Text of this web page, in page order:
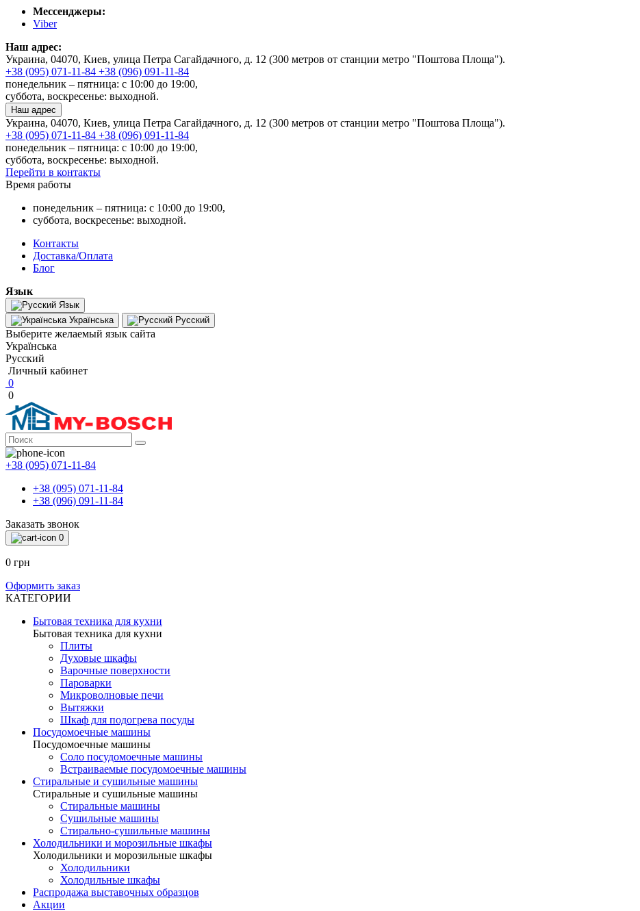
Мессенджеры:
Viber
Наш адрес:
Украина, 04070, Киев, улица Петра Сагайдачного, д. 12 (300 метров от станции метро "Поштова Площа").
+38 (095) 071-11-84 +38 (096) 091-11-84
понедельник – пятница: с 10:00 до 19:00,
суббота, воскресенье: выходной.
Наш адрес
Украина, 04070, Киев, улица Петра Сагайдачного, д. 12 (300 метров от станции метро "Поштова Площа").
+38 (095) 071-11-84 +38 (096) 091-11-84
понедельник – пятница: с 10:00 до 19:00,
суббота, воскресенье: выходной.
Перейти в контакты
Время работы
понедельник – пятница: с 10:00 до 19:00,
суббота, воскресенье: выходной.
Контакты
Доставка/Оплата
Блог
Язык
Язык
Українська
Русский
Выберите желаемый язык сайта
Українська
Русский
Личный кабинет
0
0
+38 (095) 071-11-84
+38 (095) 071-11-84
+38 (096) 091-11-84
Заказать звонок
0
0 грн
Оформить заказ
КАТЕГОРИИ
Бытовая техника для кухни
Бытовая техника для кухни
Плиты
Духовые шкафы
Варочные поверхности
Пароварки
Микроволновые печи
Вытяжки
Шкаф для подогрева посуды
Посудомоечные машины
Посудомоечные машины
Соло посудомоечные машины
Встраиваемые посудомоечные машины
Стиральные и сушильные машины
Стиральные и сушильные машины
Стиральные машины
Сушильные машины
Стирально-сушильные машины
Холодильники и морозильные шкафы
Холодильники и морозильные шкафы
Холодильники
Холодильные шкафы
Распродажа выставочных образцов
Акции